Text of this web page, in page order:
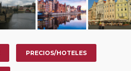
PRECIOS/HOTELES